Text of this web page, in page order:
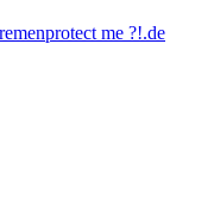
protect me ?!.de